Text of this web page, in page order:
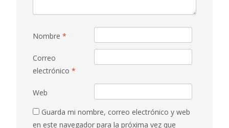
Nombre *
Correo
electrónico *
Web
Guarda mi nombre, correo electrónico y web
en este navegador para la próxima vez que